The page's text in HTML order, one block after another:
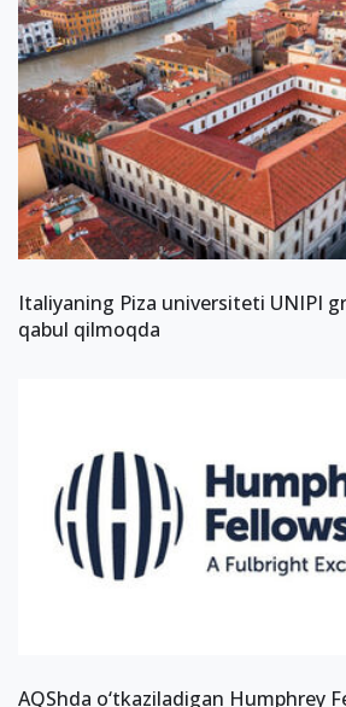
Italiyaning Piza universiteti UNIPI
qabul qilmoqda
AQShda o‘tkaziladigan Humphrey